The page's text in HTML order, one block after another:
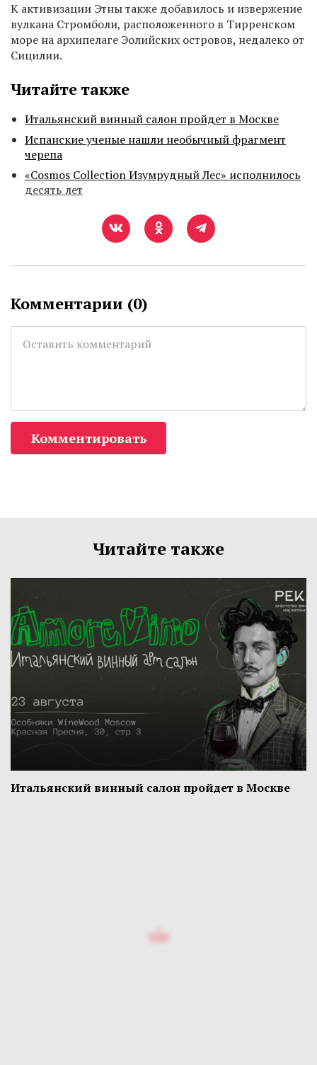
К активизации Этны также добавилось и извержение
вулкана Стромболи, расположенного в Тирренском
море на архипелаге Эолийских островов, недалеко от
Сицилии.
Читайте также
Итальянский винный салон пройдет в Москве
Испанские ученые нашли необычный фрагмент
черепа
«Cosmos Collection Изумрудный Лес» исполнилось
десять лет
Комментарии (0)
Комментировать
Читайте также
Итальянский винный салон пройдет в Москве